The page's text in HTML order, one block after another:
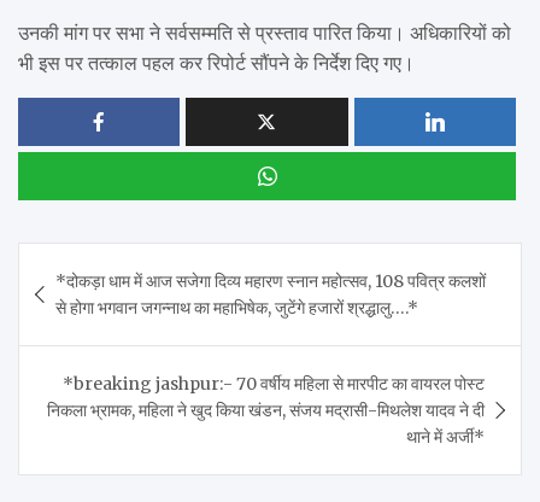
उनकी मांग पर सभा ने सर्वसम्मति से प्रस्ताव पारित किया। अधिकारियों को
भी इस पर तत्काल पहल कर रिपोर्ट सौंपने के निर्देश दिए गए।
navigation
*दोकड़ा धाम में आज सजेगा दिव्य महारण स्नान महोत्सव, 108 पवित्र कलशों
से होगा भगवान जगन्नाथ का महाभिषेक, जुटेंगे हजारों श्रद्धालु….*
*breaking jashpur:- 70 वर्षीय महिला से मारपीट का वायरल पोस्ट
निकला भ्रामक, महिला ने खुद किया खंडन, संजय मद्रासी-मिथलेश यादव ने दी
थाने में अर्जी*